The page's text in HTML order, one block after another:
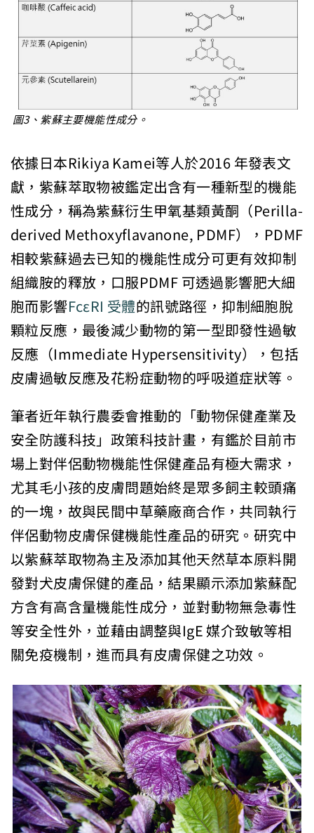
圖3、紫蘇主要機能性成分。
依據日本Rikiya Kamei等人於2016 年發表文
獻，紫蘇萃取物被鑑定出含有一種新型的機能
性成分，稱為紫蘇衍生甲氧基類黃酮（Perilla-
derived Methoxyflavanone, PDMF），PDMF
相較紫蘇過去已知的機能性成分可更有效抑制
組織胺的釋放，口服PDMF 可透過影響肥大細
胞而影響FcεRI 受體的訊號路徑，抑制細胞脫
顆粒反應，最後減少動物的第一型即發性過敏
反應（Immediate Hypersensitivity），包括
皮膚過敏反應及花粉症動物的呼吸道症狀等。
筆者近年執行農委會推動的「動物保健產業及
安全防護科技」政策科技計畫，有鑑於目前市
場上對伴侶動物機能性保健產品有極大需求，
尤其毛小孩的皮膚問題始終是眾多飼主較頭痛
的一塊，故與民間中草藥廠商合作，共同執行
伴侶動物皮膚保健機能性產品的研究。研究中
以紫蘇萃取物為主及添加其他天然草本原料開
發對犬皮膚保健的產品，結果顯示添加紫蘇配
方含有高含量機能性成分，並對動物無急毒性
等安全性外，並藉由調整與IgE 媒介致敏等相
關免疫機制，進而具有皮膚保健之功效。